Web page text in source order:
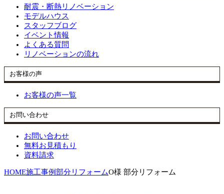
耐震・断熱リノベーション
モデルハウス
スタッフブログ
イベント情報
よくある質問
リノベーションの流れ
お客様の声
お客様の声一覧
お問い合わせ
お問い合わせ
無料お見積もり
資料請求
HOME施工事例部分リフォームO様 部分リフォーム